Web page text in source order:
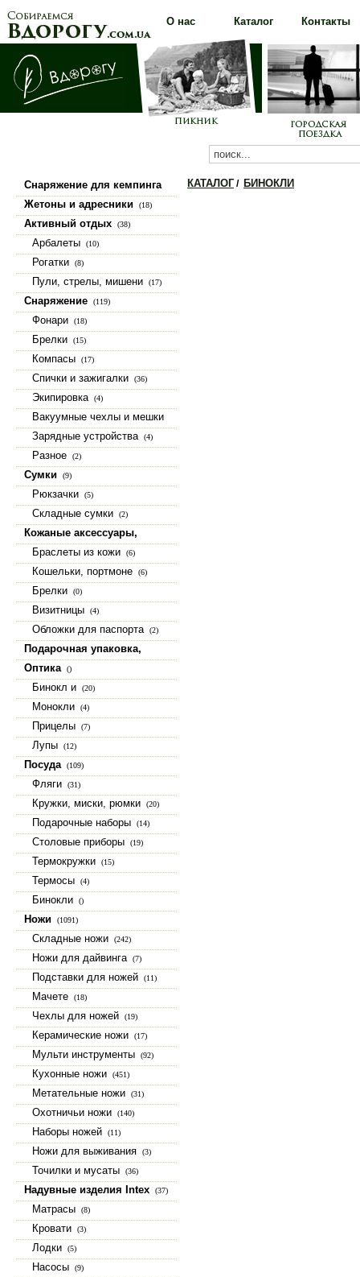
О нас Каталог Контакты
Снаряжение для кемпинга
(100)
Жетоны и адресники (18)
Активный отдых (38)
Арбалеты (10)
Рогатки (8)
Пули, стрелы, мишени (17)
Снаряжение (119)
Фонари (18)
Брелки (15)
Компасы (17)
Спички и зажигалки (36)
Экипировка (4)
Вакуумные чехлы и мешки
Зарядные устройства (4)
Разное (2)
Сумки (9)
Рюкзачки (5)
Складные сумки (2)
Кожаные аксессуары,
изделия из натуральной кожи
(23)
Браслеты из кожи (6)
Кошельки, портмоне (6)
Брелки (0)
Визитницы (4)
Обложки для паспорта (2)
Подарочная упаковка,
коробки, шкатулки
Оптика ()
Бинокл и (20)
Монокли (4)
Прицелы (7)
Лупы (12)
Посуда (109)
Фляги (31)
Кружки, миски, рюмки (20)
Подарочные наборы (14)
Столовые приборы (19)
Термокружки (15)
Термосы (4)
Бинокли ()
Ножи (1091)
Складные ножи (242)
Ножи для дайвинга (7)
Подставки для ножей (11)
Мачете (18)
Чехлы для ножей (19)
Керамические ножи (17)
Мульти инструменты (92)
Кухонные ножи (451)
Метательные ножи (31)
Охотничьи ножи (140)
Наборы ножей (11)
Ножи для выживания (3)
Точилки и мусаты (36)
Надувные изделия Intex (37)
Матрасы (8)
Кровати (3)
Лодки (5)
Насосы (9)
КАТАЛОГ / БИНОКЛИ